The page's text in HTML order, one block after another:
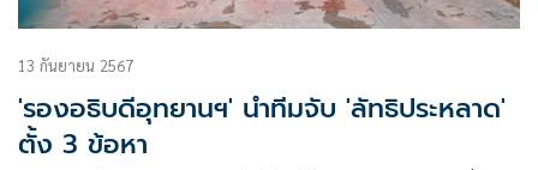
13 กันยายน 2567
'รองอธิบดีอุทยานฯ' นำทีมจับ 'ลัทธิประหลาด'
ตั้ง 3 ข้อหา